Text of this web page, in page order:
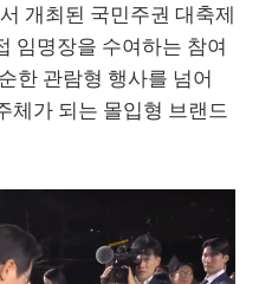
개최된 국민주권 대축제
임명장을 수여하는 참여
한 관람형 행사를 넘어
체가 되는 몰입형 브랜드